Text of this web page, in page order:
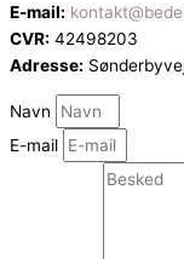
E-mail:
CVR: 42498203
Adresse:
Navn
E-mail